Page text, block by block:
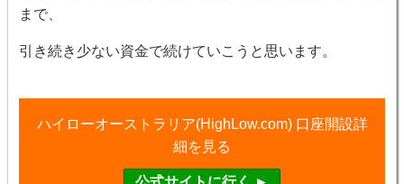
まで、
引き続き少ない資金で続けていこうと思います。
ハイローオーストラリア(HighLow.com) 口座開設詳
細を見る